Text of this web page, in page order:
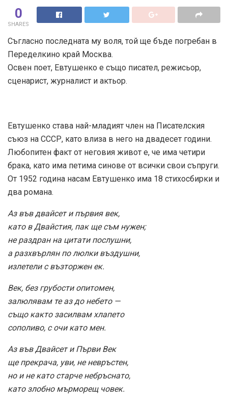
0
SHARES
Съгласно последната му воля, той ще бъде погребан в
Переделкино край Москва.
Освен поет, Евтушенко е също писател, режисьор,
сценарист, журналист и актьор.
Евтушенко става най-младият член на Писателския
съюз на СССР, като влиза в него на двадесет години.
Любопитен факт от неговия живот е, че има четири
брака, като има петима синове от всички свои съпруги.
От 1952 година насам Евтушенко има 18 стихосбирки и
два романа.
Аз във двайсет и първия век,
като в Двайстия, пак ще съм нужен;
не раздран на цитати послушни,
а разхвърлян по люлки въздушни,
излетели с възторжен ек.
Век, без грубости опитомен,
залюлявам те аз до небето —
също както засилвам хлапето
сополиво, с очи като мен.
Аз във Двайсет и Първи Век
ще прекрача, уви, не невръстен,
но и не като старче небръснато,
като злобно мърморещ човек.